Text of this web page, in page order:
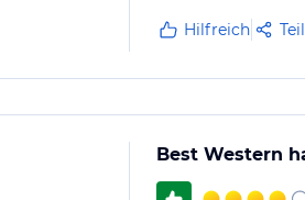
Hilfreich
Best Western